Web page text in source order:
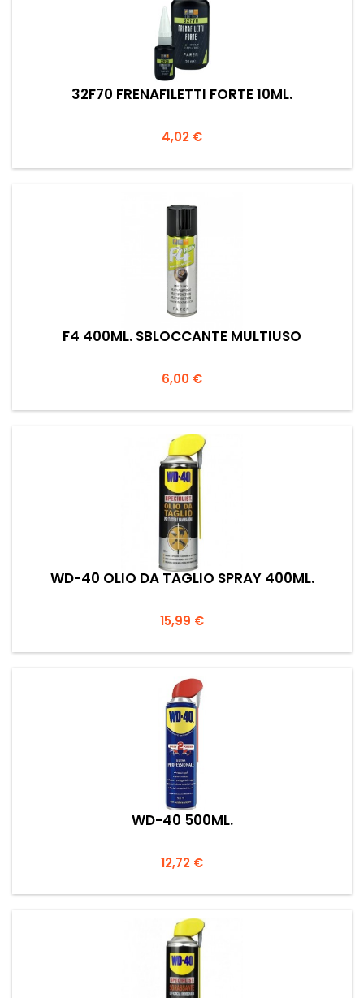
32F70 FRENAFILETTI FORTE 10ML.
Prezzo
4,02 €
F4 400ML. SBLOCCANTE MULTIUSO
Prezzo
6,00 €
WD-40 OLIO DA TAGLIO SPRAY 400ML.
Prezzo
15,99 €
WD-40 500ML.
Prezzo
12,72 €